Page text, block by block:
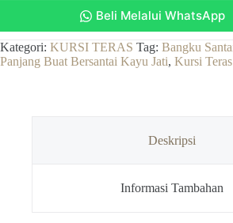
Rotan,
Kursi
Panjang
Beli Melalui WhatsApp
Kategori: KURSI TERAS Tag: Bangku
Panjang Buat Bersantai Kayu Jati, Kursi Teras
Deskripsi
Informasi Tambahan